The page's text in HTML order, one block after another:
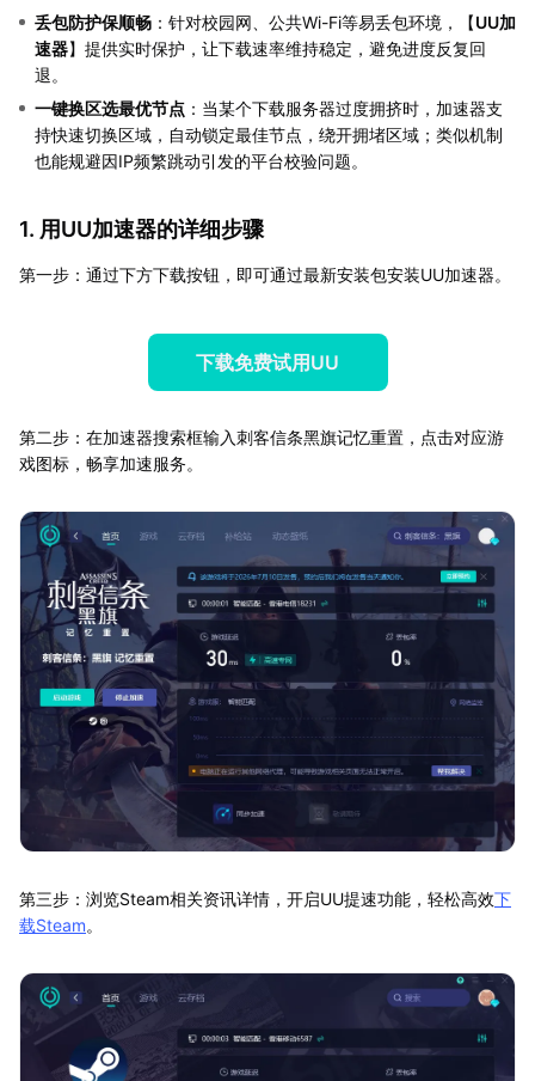
丢包防护保顺畅 ：针对校园网、公共Wi-Fi等易丢包环境，【UU加
速器】提供实时保护，让下载速率维持稳定，避免进度反复回
退。
一键换区选最优节点 ：当某个下载服务器过度拥挤时，加速器支
持快速切换区域，自动锁定最佳节点，绕开拥堵区域；类似机制
也能规避因IP频繁跳动引发的平台校验问题。
1. 用UU加速器的详细步骤
第一步：通过下方下载按钮，即可通过最新安装包安装UU加速器。
下载免费试用UU
第二步：在加速器搜索框输入刺客信条黑旗记忆重置，点击对应游
戏图标，畅享加速服务。
第三步：浏览Steam相关资讯详情，开启UU提速功能，轻松高效下
载Steam。